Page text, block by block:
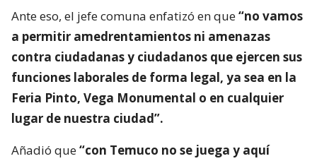
Ante eso, el jefe comuna enfatizó en que“no vamos
a permitir amedrentamientos ni amenazas
contra ciudadanas y ciudadanos que ejercen sus
funciones laborales de forma legal, ya sea en la
Feria Pinto, Vega Monumental o en cualquier
lugar de nuestra ciudad”.
Añadió que“con Temuco no se juega y aquí